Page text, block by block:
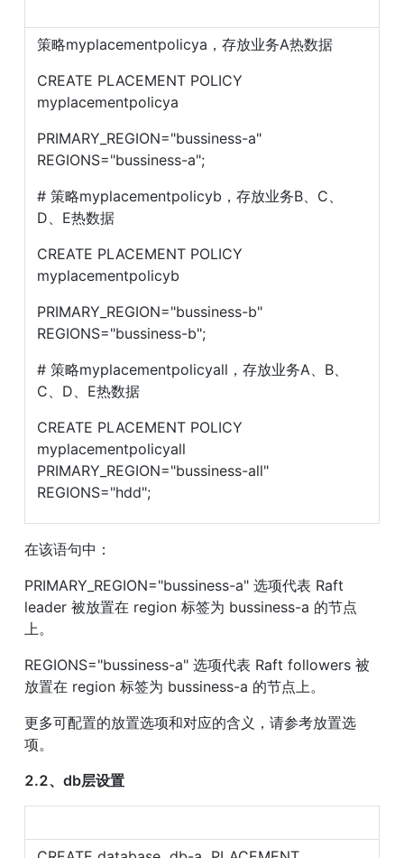
策略myplacementpolicya，存放业务A热数据
CREATE PLACEMENT POLICY
myplacementpolicya
PRIMARY_REGION="bussiness-a"
REGIONS="bussiness-a";
# 策略myplacementpolicyb，存放业务B、C、
D、E热数据
CREATE PLACEMENT POLICY
myplacementpolicyb
PRIMARY_REGION="bussiness-b"
REGIONS="bussiness-b";
# 策略myplacementpolicyall，存放业务A、B、
C、D、E热数据
CREATE PLACEMENT POLICY
myplacementpolicyall
PRIMARY_REGION="bussiness-all"
REGIONS="hdd";
在该语句中：
PRIMARY_REGION="bussiness-a" 选项代表 Raft
leader 被放置在 region 标签为 bussiness-a 的节点
上。
REGIONS="bussiness-a" 选项代表 Raft followers 被
放置在 region 标签为 bussiness-a 的节点上。
更多可配置的放置选项和对应的含义，请参考放置选
项。
2.2、db层设置